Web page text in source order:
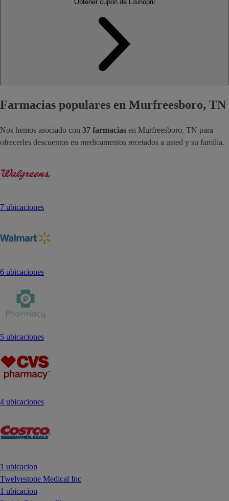
Farmacias populares en Murfreesboro, TN
Nos hemos asociado con 37 farmacias en Murfreesboro, TN para
ofrecerles descuentos en medicamentos recetados a usted y su familia.
7 ubicaciones
6 ubicaciones
5 ubicaciones
4 ubicaciones
1 ubicacion
Twelvestone Medical Inc
1 ubicacion